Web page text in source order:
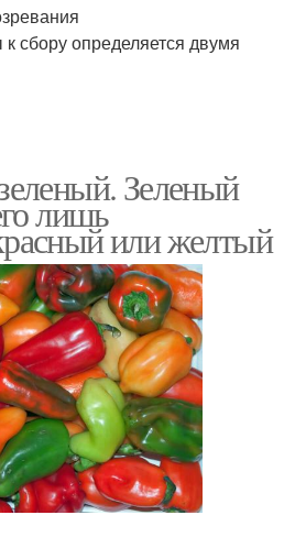
к сбору определяется двумя
Зеленый
лишь
или желтый